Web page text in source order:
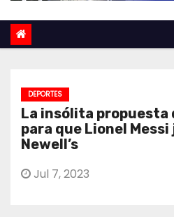
DEPORTES
La insólita propuesta
para que Lionel
Newell’s
Jul 7, 2023